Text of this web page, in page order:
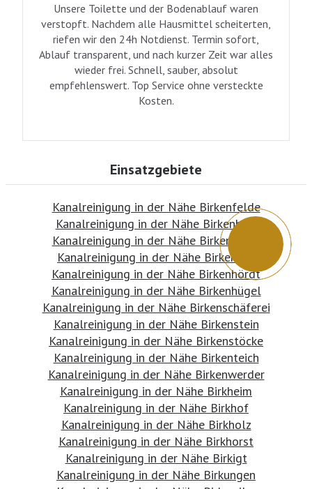
Unsere Toilette und der Bodenablauf waren
verstopft. Nachdem alle Hausmittel scheiterten,
riefen wir den 24h Notdienst. Termin sofort,
Ablauf transparent, und nach kurzer Zeit war alles
wieder frei. Schnell, sauber, absolut
empfehlenswert. Top Service ohne versteckte
Kosten.
Einsatzgebiete
Kanalreinigung in der Nähe Birkenfelde
Kanalreinigung in der Nähe Birkenhain
Kanalreinigung in der Nähe Birkenheide
Kanalreinigung in der Nähe Birkenhof
Kanalreinigung in der Nähe Birkenhördt
Kanalreinigung in der Nähe Birkenhügel
Kanalreinigung in der Nähe Birkenschäferei
Kanalreinigung in der Nähe Birkenstein
Kanalreinigung in der Nähe Birkenstöcke
Kanalreinigung in der Nähe Birkenteich
Kanalreinigung in der Nähe Birkenwerder
Kanalreinigung in der Nähe Birkheim
Kanalreinigung in der Nähe Birkhof
Kanalreinigung in der Nähe Birkholz
Kanalreinigung in der Nähe Birkhorst
Kanalreinigung in der Nähe Birkigt
Kanalreinigung in der Nähe Birkungen